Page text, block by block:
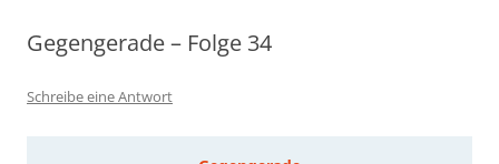
Gegengerade – Folge 34
Schreibe eine Antwort